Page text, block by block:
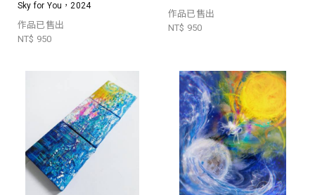
Sky for You，2024
作品已售出
NT$ 950
作品已售出
NT$ 950